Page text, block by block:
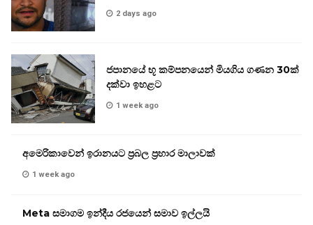
2 days ago
ජපානයේ භූ කම්පනයෙන් මියගිය ගණන 30ක්
දක්වා ඉහළට
1 week ago
අමෙරිකාවෙන් ඉරානයට ප්‍රබල ප්‍රහාර මාලාවක්
1 week ago
Meta සමාගම ඉන්දීය රජයෙන් සමාව ඉල්ලයි